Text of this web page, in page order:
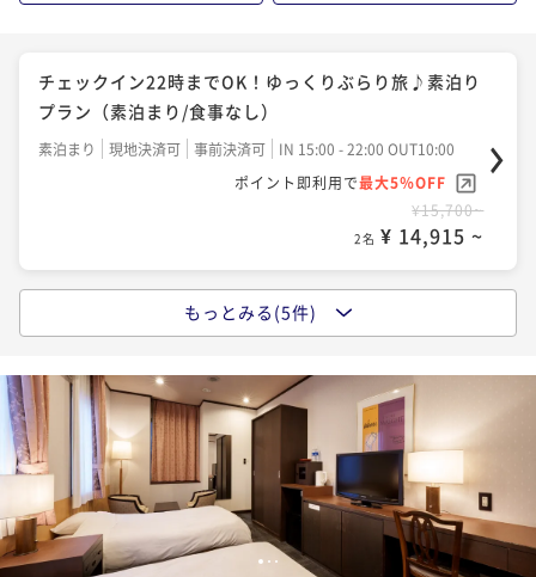
チェックイン22時までOK！ゆっくりぶらり旅♪素泊り
プラン（素泊まり/食事なし）
素泊まり 現地決済可 事前決済可
IN 15:00 - 22:00 OUT10:00
ポイント即利用で最大5％OFF
¥15,700~
2名 ¥ 14,915 ~
夕食はご自由に！日田グルメを楽しむ！朝食付プラン
朝食付き 現地決済可 事前決済可
IN 15:00 - 22:00 OUT10:00
ポイント即利用で
最大5％OFF
¥19,220~
2名 ¥ 18,259 ~
国産牛ミニステーキなど『基本会席』 スタンダードプ
もっとみる(5件)
1 2 3